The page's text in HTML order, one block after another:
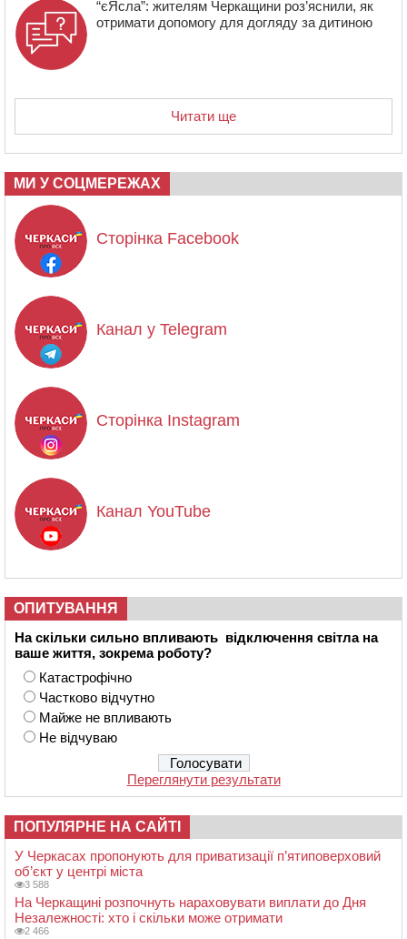
“єЯсла”: жителям Черкащини роз’яснили, як
отримати допомогу для догляду за дитиною
Читати ще
МИ У СОЦМЕРЕЖАХ
Сторінка Facebook
Канал у Telegram
Сторінка Instagram
Канал YouTube
ОПИТУВАННЯ
На скільки сильно впливають відключення світла на
ваше життя, зокрема роботу?
Катастрофічно
Частково відчутно
Майже не впливають
Не відчуваю
Переглянути результати
ПОПУЛЯРНЕ НА САЙТІ
У Черкасах пропонують для приватизації п’ятиповерховий
об’єкт у центрі міста
3 588
На Черкащині розпочнуть нараховувати виплати до Дня
Незалежності: хто і скільки може отримати
2 466